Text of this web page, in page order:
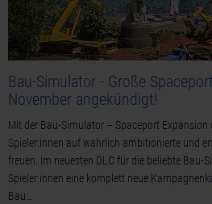
Bau-Simulator - Große
November angekündigt!
Mit der Bau-Simulator – Spaceport
Spieler:innen auf wahrlich ambitionierte und
freuen. Im neuesten DLC für die beliebte Bau-
Spieler:innen eine komplett neue
Bau…